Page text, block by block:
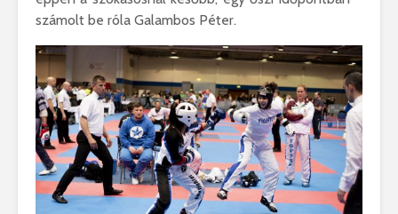
számolt be róla Galambos Péter.